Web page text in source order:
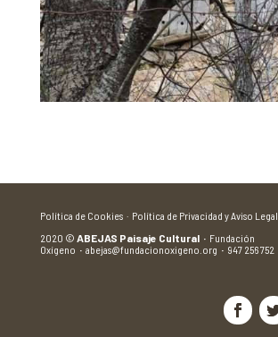
Política de Cookies · Política de Privacidad y Aviso Legal
2020 © ABEJAS Paisaje Cultural · Fundación
Oxígeno · abejas@fundacionoxigeno.org · 947 256 752